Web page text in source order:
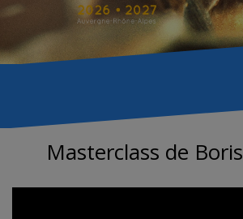
Masterclass de